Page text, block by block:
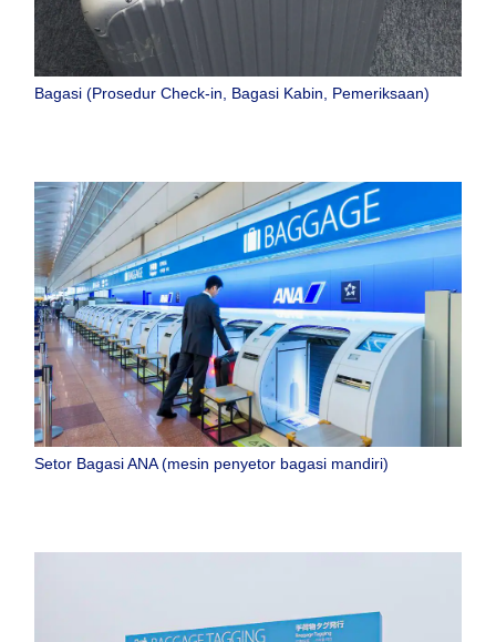
Bagasi (Prosedur Check-in, Bagasi Kabin, Pemeriksaan)
Setor Bagasi ANA (mesin penyetor bagasi mandiri)